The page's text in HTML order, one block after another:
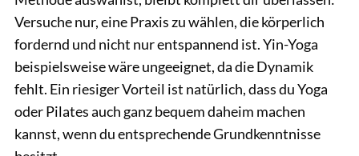
Versuche nur, eine Praxis zu wählen, die körperlich
fordernd und nicht nur entspannend ist. Yin-Yoga
beispielsweise wäre ungeeignet, da die Dynamik
fehlt. Ein riesiger Vorteil ist natürlich, dass du Yoga
oder Pilates auch ganz bequem daheim machen
kannst, wenn du entsprechende Grundkenntnisse